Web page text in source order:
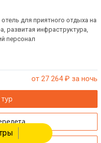
для приятного отдыха на
развитая инфраструктура,
персонал
от 27 264₽ за ночь